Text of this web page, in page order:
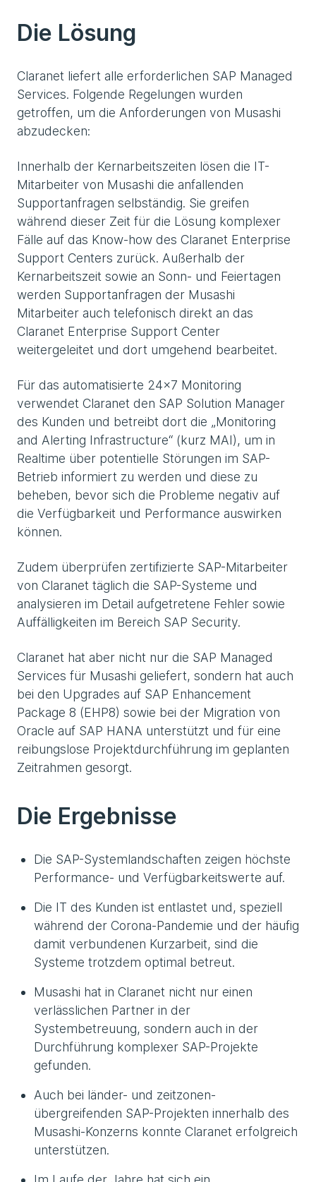
Die Lösung
Claranet liefert alle erforderlichen SAP Managed
Services. Folgende Regelungen wurden
getroffen, um die Anforderungen von Musashi
abzudecken:
Innerhalb der Kernarbeitszeiten lösen die IT-
Mitarbeiter von Musashi die anfallenden
Supportanfragen selbständig. Sie greifen
während dieser Zeit für die Lösung komplexer
Fälle auf das Know-how des Claranet Enterprise
Support Centers zurück. Außerhalb der
Kernarbeitszeit sowie an Sonn- und Feiertagen
werden Supportanfragen der Musashi
Mitarbeiter auch telefonisch direkt an das
Claranet Enterprise Support Center
weitergeleitet und dort umgehend bearbeitet.
Für das automatisierte 24x7 Monitoring
verwendet Claranet den SAP Solution Manager
des Kunden und betreibt dort die „Monitoring
and Alerting Infrastructure“ (kurz MAI), um in
Realtime über potentielle Störungen im SAP-
Betrieb informiert zu werden und diese zu
beheben, bevor sich die Probleme negativ auf
die Verfügbarkeit und Performance auswirken
können.
Zudem überprüfen zertifizierte SAP-Mitarbeiter
von Claranet täglich die SAP-Systeme und
analysieren im Detail aufgetretene Fehler sowie
Auffälligkeiten im Bereich SAP Security.
Claranet hat aber nicht nur die SAP Managed
Services für Musashi geliefert, sondern hat auch
bei den Upgrades auf SAP Enhancement
Package 8 (EHP8) sowie bei der Migration von
Oracle auf SAP HANA unterstützt und für eine
reibungslose Projektdurchführung im geplanten
Zeitrahmen gesorgt.
Die Ergebnisse
Die SAP-Systemlandschaften zeigen höchste
Performance- und Verfügbarkeitswerte auf.
Die IT des Kunden ist entlastet und, speziell
während der Corona-Pandemie und der häufig
damit verbundenen Kurzarbeit, sind die
Systeme trotzdem optimal betreut.
Musashi hat in Claranet nicht nur einen
verlässlichen Partner in der
Systembetreuung, sondern auch in der
Durchführung komplexer SAP-Projekte
gefunden.
Auch bei länder- und zeitzonen-
übergreifenden SAP-Projekten innerhalb des
Musashi-Konzerns konnte Claranet erfolgreich
unterstützen.